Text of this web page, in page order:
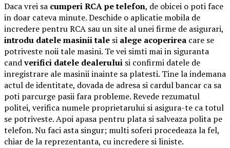
Daca vrei sa cumperi RCA pe telefon, de obicei o poti face
in doar cateva minute. Deschide o aplicatie mobila de
incredere pentru RCA sau un site al unei firme de asigurari,
introdu datele masinii tale si alege acoperirea care se
potriveste noii tale masini. Te vei simti mai in siguranta
candverifici datele dealerului si confirmi datele de
inregistrare ale masinii inainte sa platesti. Tine la indemana
actul de identitate, dovada de adresa si cardul bancar ca sa
poti parcurge pasii fara probleme. Revede rezumatul
politei, verifica numele proprietarului si asigura-te ca totul
se potriveste. Apoi apasa pentru plata si salveaza polita pe
telefon. Nu faci asta singur; multi soferi procedeaza la fel,
chiar de la reprezentanta, cu incredere si liniste.